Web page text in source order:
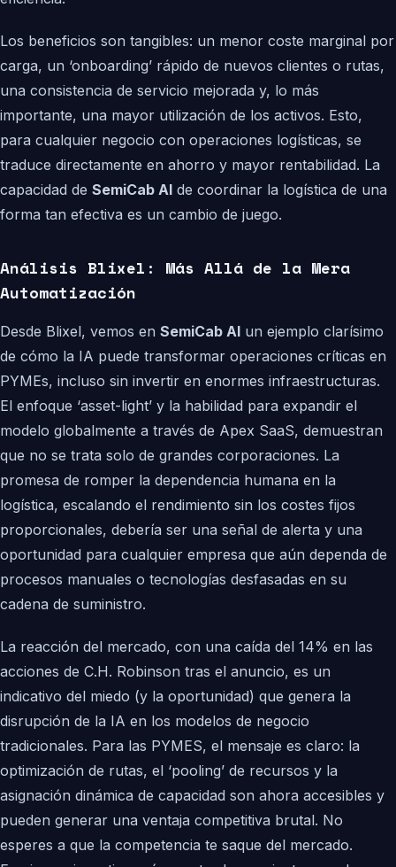
Los beneficios son tangibles: un menor coste marginal por
carga, un ‘onboarding’ rápido de nuevos clientes o rutas,
una consistencia de servicio mejorada y, lo más
importante, una mayor utilización de los activos. Esto,
para cualquier negocio con operaciones logísticas, se
traduce directamente en ahorro y mayor rentabilidad. La
capacidad de SemiCab AI de coordinar la logística de una
forma tan efectiva es un cambio de juego.
Análisis Blixel: Más Allá de la Mera
Automatización
Desde Blixel, vemos en SemiCab AI un ejemplo clarísimo
de cómo la IA puede transformar operaciones críticas en
PYMEs, incluso sin invertir en enormes infraestructuras.
El enfoque ‘asset-light’ y la habilidad para expandir el
modelo globalmente a través de Apex SaaS, demuestran
que no se trata solo de grandes corporaciones. La
promesa de romper la dependencia humana en la
logística, escalando el rendimiento sin los costes fijos
proporcionales, debería ser una señal de alerta y una
oportunidad para cualquier empresa que aún dependa de
procesos manuales o tecnologías desfasadas en su
cadena de suministro.
La reacción del mercado, con una caída del 14% en las
acciones de C.H. Robinson tras el anuncio, es un
indicativo del miedo (y la oportunidad) que genera la
disrupción de la IA en los modelos de negocio
tradicionales. Para las PYMES, el mensaje es claro: la
optimización de rutas, el ‘pooling’ de recursos y la
asignación dinámica de capacidad son ahora accesibles y
pueden generar una ventaja competitiva brutal. No
esperes a que la competencia te saque del mercado.